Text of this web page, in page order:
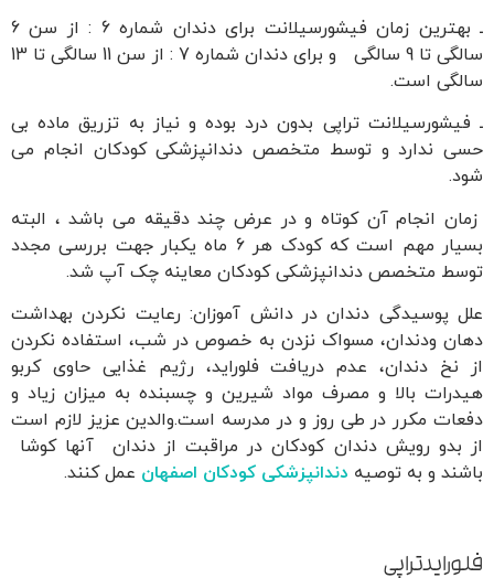
ـ بهترین زمان فیشورسیلانت برای دندان شماره 6 : از سن 6
سالگی تا 9 سالگی و برای دندان شماره 7 : از سن 11 سالگی تا 13
سالگی است.
ـ فیشورسیلانت تراپی بدون درد بوده و نیاز به تزریق ماده بی
حسی ندارد و توسط متخصص دندانپزشکی کودکان انجام می
شود.
زمان انجام آن کوتاه و در عرض چند دقیقه می باشد ، البته
بسیار مهم است که کودک هر 6 ماه یکبار جهت بررسی مجدد
توسط متخصص دندانپزشکی کودکان معاینه چک آپ شد.
علل پوسیدگی دندان در دانش آموزان: رعایت نکردن بهداشت
دهان ودندان، مسواک نزدن به خصوص در شب، استفاده نکردن
از نخ دندان، عدم دریافت فلوراید، رژیم غذایی حاوی کربو
هیدرات بالا و مصرف مواد شیرین و چسبنده به میزان زیاد و
دفعات مکرر در طی روز و در مدرسه است.والدین عزیز لازم است
از بدو رویش دندان کودکان در مراقبت از دندان آنها کوشا
باشند و به توصیه دندانپزشکی کودکان اصفهان عمل کنند.
فلورایدتراپی